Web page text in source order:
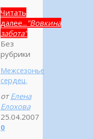
Читать
далее... "Вовкина
забота"
Без
рубрики
Межсезонье
сердец.
от Елена
Елохова
25.04.2007
0